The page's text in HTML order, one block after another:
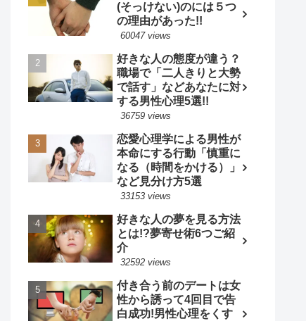
(そっけない)のには５つ
の理由があった!!
60047 views
好きな人の態度が違う？
職場で「二人きりと大勢
で話す」などあなたに対
する男性心理5選!!
36759 views
恋愛心理学による男性が
本命にする行動「慎重に
なる（時間をかける）」
など見分け方5選
33153 views
好きな人の夢を見る方法
とは!?夢寄せ術6つご紹
介
32592 views
付き合う前のデートは女
性から誘って4回目で告
白成功!男性心理をくす